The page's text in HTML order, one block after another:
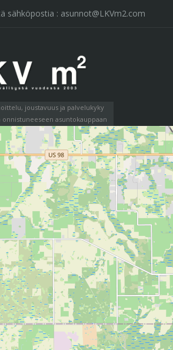
sähköpostia : asunnot@LKVm2.com
joustavuus ja palvelukyky
onnistuneeseen asuntokauppaan